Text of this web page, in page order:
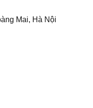
Mai, Hà Nội